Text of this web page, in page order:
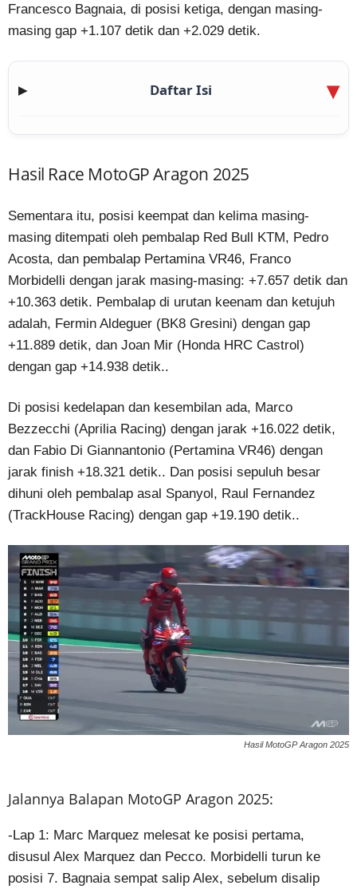
Francesco Bagnaia, di posisi ketiga, dengan masing-
masing gap +1.107 detik dan +2.029 detik.
▶ Daftar Isi
Hasil Race MotoGP Aragon 2025
Sementara itu, posisi keempat dan kelima masing-
masing ditempati oleh pembalap Red Bull KTM, Pedro
Acosta, dan pembalap Pertamina VR46, Franco
Morbidelli dengan jarak masing-masing: +7.657 detik dan
+10.363 detik. Pembalap di urutan keenam dan ketujuh
adalah, Fermin Aldeguer (BK8 Gresini) dengan gap
+11.889 detik, dan Joan Mir (Honda HRC Castrol)
dengan gap +14.938 detik..
Di posisi kedelapan dan kesembilan ada, Marco
Bezzecchi (Aprilia Racing) dengan jarak +16.022 detik,
dan Fabio Di Giannantonio (Pertamina VR46) dengan
jarak finish +18.321 detik.. Dan posisi sepuluh besar
dihuni oleh pembalap asal Spanyol, Raul Fernandez
(TrackHouse Racing) dengan gap +19.190 detik..
Hasil MotoGP Aragon 2025
Jalannya Balapan MotoGP Aragon 2025:
-Lap 1: Marc Marquez melesat ke posisi pertama,
disusul Alex Marquez dan Pecco. Morbidelli turun ke
posisi 7. Bagnaia sempat salip Alex, sebelum disalip